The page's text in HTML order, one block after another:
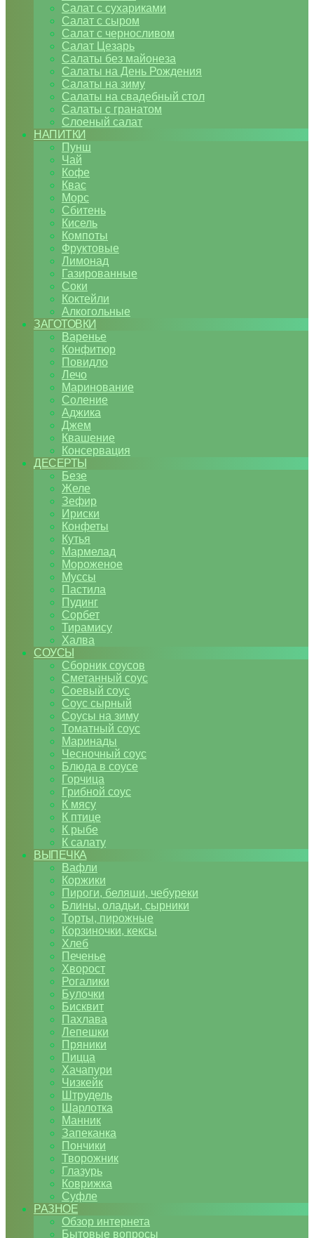
Салат с сухариками
Салат с сыром
Салат с черносливом
Салат Цезарь
Салаты без майонеза
Салаты на День Рождения
Салаты на зиму
Салаты на свадебный стол
Салаты с гранатом
Слоеный салат
НАПИТКИ
Пунш
Чай
Кофе
Квас
Морс
Сбитень
Кисель
Компоты
Фруктовые
Лимонад
Газированные
Соки
Коктейли
Алкогольные
ЗАГОТОВКИ
Варенье
Конфитюр
Повидло
Лечо
Маринование
Соление
Аджика
Джем
Квашение
Консервация
ДЕСЕРТЫ
Безе
Желе
Зефир
Ириски
Конфеты
Кутья
Мармелад
Мороженое
Муссы
Пастила
Пудинг
Сорбет
Тирамису
Халва
СОУСЫ
Сборник соусов
Сметанный соус
Соевый соус
Соус сырный
Соусы на зиму
Томатный соус
Маринады
Чесночный соус
Блюда в соусе
Горчица
Грибной соус
К мясу
К птице
К рыбе
К салату
ВЫПЕЧКА
Вафли
Коржики
Пироги, беляши, чебуреки
Блины, оладьи, сырники
Торты, пирожные
Корзиночки, кексы
Хлеб
Печенье
Хворост
Рогалики
Булочки
Бисквит
Пахлава
Лепешки
Пряники
Пицца
Хачапури
Чизкейк
Штрудель
Шарлотка
Манник
Запеканка
Пончики
Творожник
Глазурь
Коврижка
Суфле
РАЗНОЕ
Обзор интернета
Бытовые вопросы